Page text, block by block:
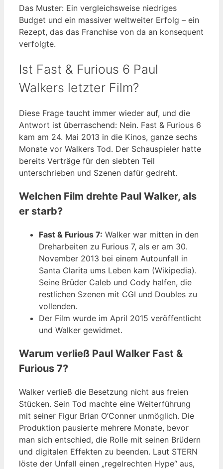
Das Muster: Ein vergleichsweise niedriges
Budget und ein massiver weltweiter Erfolg – ein
Rezept, das das Franchise von da an konsequent
verfolgte.
Ist Fast & Furious 6 Paul
Walkers letzter Film?
Diese Frage taucht immer wieder auf, und die
Antwort ist überraschend: Nein. Fast & Furious 6
kam am 24. Mai 2013 in die Kinos, ganze sechs
Monate vor Walkers Tod. Der Schauspieler hatte
bereits Verträge für den siebten Teil
unterschrieben und Szenen dafür gedreht.
Welchen Film drehte Paul Walker, als
er starb?
Fast & Furious 7: Walker war mitten in den
Dreharbeiten zu Furious 7, als er am 30.
November 2013 bei einem Autounfall in
Santa Clarita ums Leben kam (Wikipedia).
Seine Brüder Caleb und Cody halfen, die
restlichen Szenen mit CGI und Doubles zu
vollenden.
Der Film wurde im April 2015 veröffentlicht
und Walker gewidmet.
Warum verließ Paul Walker Fast &
Furious 7?
Walker verließ die Besetzung nicht aus freien
Stücken. Sein Tod machte eine Weiterführung
mit seiner Figur Brian O’Conner unmöglich. Die
Produktion pausierte mehrere Monate, bevor
man sich entschied, die Rolle mit seinen Brüdern
und digitalen Effekten zu beenden. Laut STERN
löste der Unfall einen „regelrechten Hype“ aus,